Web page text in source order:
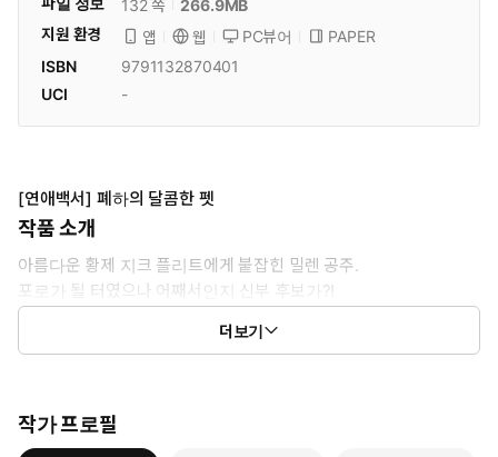
132 쪽
266.9MB
지원 환경
앱 웹 PC뷰어
PAPER
ISBN
9791132870401
UCI
-
[연애백서] 폐하의 달콤한 펫
작품 소개
아름다운 황제 지크 플리트에게 붙잡힌 밀렌 공주.
포로가 될 터였으나 어째서인지 신부 후보가?!
지크의 뜨겁고 야한 구애에 점점 끌리게 되는 밀렌.
어떻게 하면 좋지? 난 요정인데!
더보기
작가 프로필